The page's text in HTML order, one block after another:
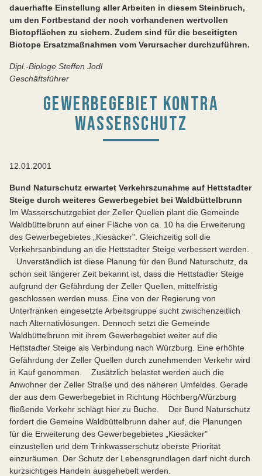
dauerhafte Einstellung aller Arbeiten in diesem Steinbruch,
um den Fortbestand der noch vorhandenen wertvollen
Biotopflächen zu sichern. Zudem sind für die beseitigten
Biotope Ersatzmaßnahmen vom Verursacher durchzuführen.
Dipl.-Biologe Steffen Jodl
Geschäftsführer
GEWERBEGEBIET KONTRA
WASSERSCHUTZ
12.01.2001
Bund Naturschutz erwartet Verkehrszunahme auf Hettstadter
Steige durch weiteres Gewerbegebiet bei Waldbüttelbrunn
Im Wasserschutzgebiet der Zeller Quellen plant die Gemeinde
Waldbüttelbrunn auf einer Fläche von ca. 10 ha die Erweiterung
des Gewerbegebietes „Kiesäcker". Gleichzeitig soll die
Verkehrsanbindung an die Hettstadter Steige verbessert werden.
Unverständlich ist diese Planung für den Bund Naturschutz, da
schon seit längerer Zeit bekannt ist, dass die Hettstadter Steige
aufgrund der Gefährdung der Zeller Quellen, mittelfristig
geschlossen werden muss. Eine von der Regierung von
Unterfranken eingesetzte Arbeitsgruppe sucht zwischenzeitlich
nach Alternativlösungen. Dennoch setzt die Gemeinde
Waldbüttelbrunn mit ihrem Gewerbegebiet weiter auf die
Hettstadter Steige als Verbindung nach Würzburg. Eine erhöhte
Gefährdung der Zeller Quellen durch zunehmenden Verkehr wird
in Kauf genommen. Zusätzlich belastet werden auch die
Anwohner der Zeller Straße und des näheren Umfeldes. Gerade
der aus dem Gewerbegebiet in Richtung Höchberg/Würzburg
fließende Verkehr schlägt hier zu Buche. Der Bund Naturschutz
fordert die Gemeine Waldbüttelbrunn daher auf, die Planungen
für die Erweiterung des Gewerbegebietes „Kiesäcker"
einzustellen und dem Trinkwasserschutz oberste Priorität
einzuräumen. Der Schutz der Lebensgrundlagen darf nicht durch
kurzsichtiges Handeln ausgehebelt werden.